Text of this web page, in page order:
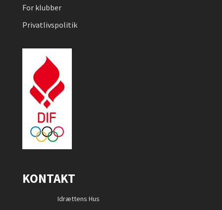
For klubber
Privatlivspolitik
KONTAKT
Idrættens Hus